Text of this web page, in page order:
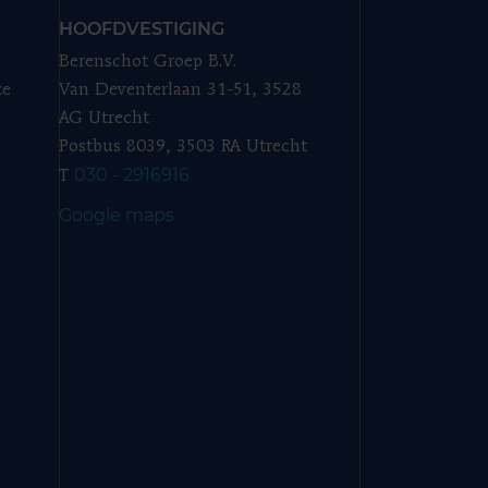
HOOFDVESTIGING
Berenschot Groep B.V.
Van Deventerlaan 31-51, 3528
AG Utrecht
Postbus 8039, 3503 RA Utrecht
T 030 - 2916916
Google maps